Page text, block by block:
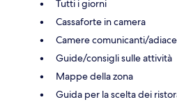
Tutti i giorni
Cassaforte in camera
Camere comunicanti/
Guide/consigli sulle attività
Mappe della zona
Guida per la scelta dei